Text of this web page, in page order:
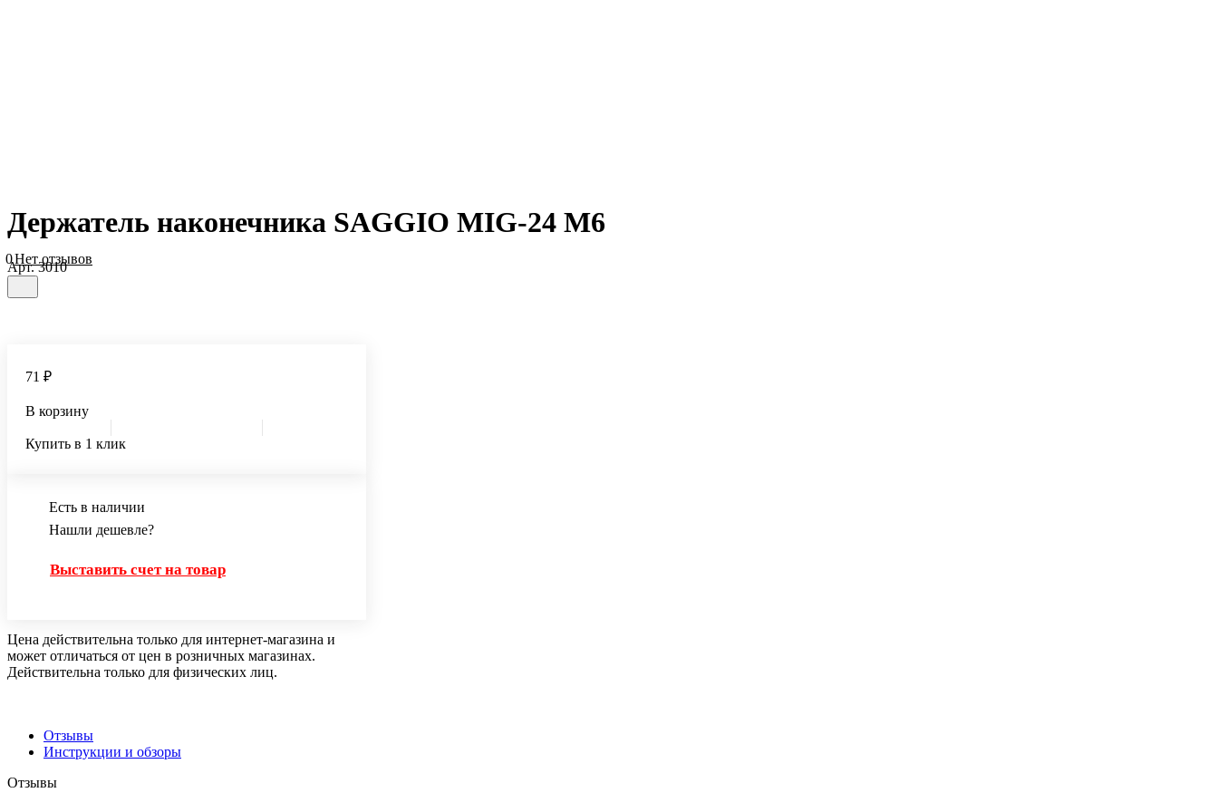
Держатель наконечника SAGGIO MIG-24 M6
0Нет отзывов
Арт.3010
71 ₽
В корзину
Купить в 1 клик
Есть в наличии
Нашли дешевле?
Выставить счет на товар
Цена действительна только для интернет-магазина и
может отличаться от цен в розничных магазинах.
Действительна только для физических лиц.
Отзывы
Инструкции и обзоры
Отзывы